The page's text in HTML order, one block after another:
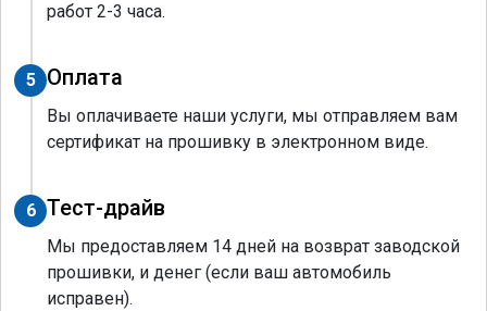
работ 2-3 часа.
5 Оплата
Вы оплачиваете наши услуги, мы отправляем вам
сертификат на прошивку в электронном виде.
6 Тест-драйв
Мы предоставляем 14 дней на возврат заводской
прошивки, и денег (если ваш автомобиль
исправен).